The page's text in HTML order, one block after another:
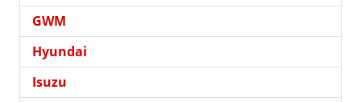
GWM
Hyundai
Isuzu